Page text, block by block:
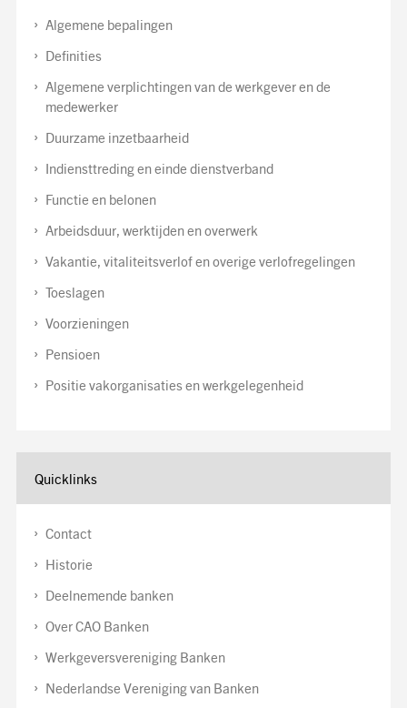
Algemene bepalingen
Definities
Algemene verplichtingen van de werkgever en de
medewerker
Duurzame inzetbaarheid
Indiensttreding en einde dienstverband
Functie en belonen
Arbeidsduur, werktijden en overwerk
Vakantie, vitaliteitsverlof en overige verlofregelingen
Toeslagen
Voorzieningen
Pensioen
Positie vakorganisaties en werkgelegenheid
Quicklinks
Contact
Historie
Deelnemende banken
Over CAO Banken
Werkgeversvereniging Banken
Nederlandse Vereniging van Banken